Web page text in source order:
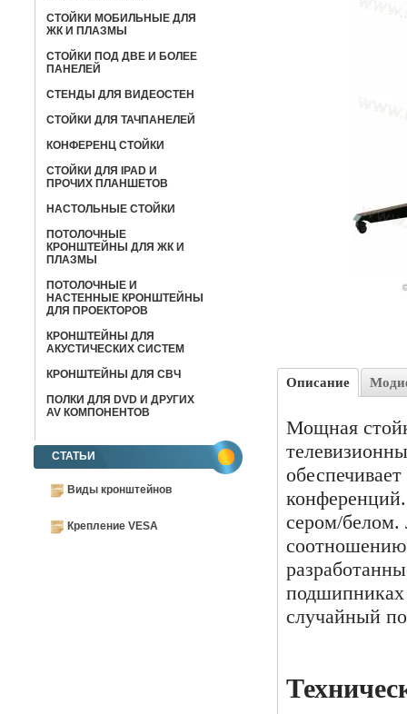
СТОЙКИ МОБИЛЬНЫЕ ДЛЯ
ЖК И ПЛАЗМЫ
СТОЙКИ ПОД ДВЕ И БОЛЕЕ
ПАНЕЛЕЙ
СТЕНДЫ ДЛЯ ВИДЕОСТЕН
СТОЙКИ ДЛЯ ТАЧПАНЕЛЕЙ
КОНФЕРЕНЦ СТОЙКИ
CТОЙКИ ДЛЯ IPAD И
ПРОЧИХ ПЛАНШЕТОВ
НАСТОЛЬНЫЕ СТОЙКИ
ПОТОЛОЧНЫЕ
КРОНШТЕЙНЫ ДЛЯ ЖК И
ПЛАЗМЫ
ПОТОЛОЧНЫЕ И
НАСТЕННЫЕ КРОНШТЕЙНЫ
ДЛЯ ПРОЕКТОРОВ
КРОНШТЕЙНЫ ДЛЯ
АКУСТИЧЕСКИХ СИСТЕМ
КРОНШТЕЙНЫ ДЛЯ СВЧ
ПОЛКИ ДЛЯ DVD И ДРУГИХ
AV КОМПОНЕНТОВ
СТАТЬИ
Виды кронштейнов
Крепление VESA
Описание
Мощная
сером/
соотношению
случайный